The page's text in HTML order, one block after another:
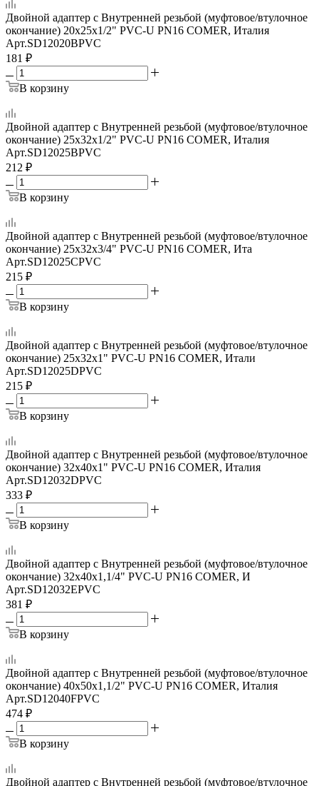
Двойной адаптер с Внутренней резьбой (муфтовое/втулочное
окончание) 20x25x1/2" PVC-U PN16 COMER, Италия
Арт.SD12020BPVC
181 ₽
В корзину
Двойной адаптер с Внутренней резьбой (муфтовое/втулочное
окончание) 25x32x1/2" PVC-U PN16 COMER, Италия
Арт.SD12025BPVC
212 ₽
В корзину
Двойной адаптер с Внутренней резьбой (муфтовое/втулочное
окончание) 25x32x3/4" PVC-U PN16 COMER, Ита
Арт.SD12025CPVC
215 ₽
В корзину
Двойной адаптер с Внутренней резьбой (муфтовое/втулочное
окончание) 25x32x1" PVC-U PN16 COMER, Итали
Арт.SD12025DPVC
215 ₽
В корзину
Двойной адаптер с Внутренней резьбой (муфтовое/втулочное
окончание) 32x40x1" PVC-U PN16 COMER, Италия
Арт.SD12032DPVC
333 ₽
В корзину
Двойной адаптер с Внутренней резьбой (муфтовое/втулочное
окончание) 32x40x1,1/4" PVC-U PN16 COMER, И
Арт.SD12032EPVC
381 ₽
В корзину
Двойной адаптер с Внутренней резьбой (муфтовое/втулочное
окончание) 40х50х1,1/2" PVC-U PN16 COMER, Италия
Арт.SD12040FPVC
474 ₽
В корзину
Двойной адаптер с Внутренней резьбой (муфтовое/втулочное